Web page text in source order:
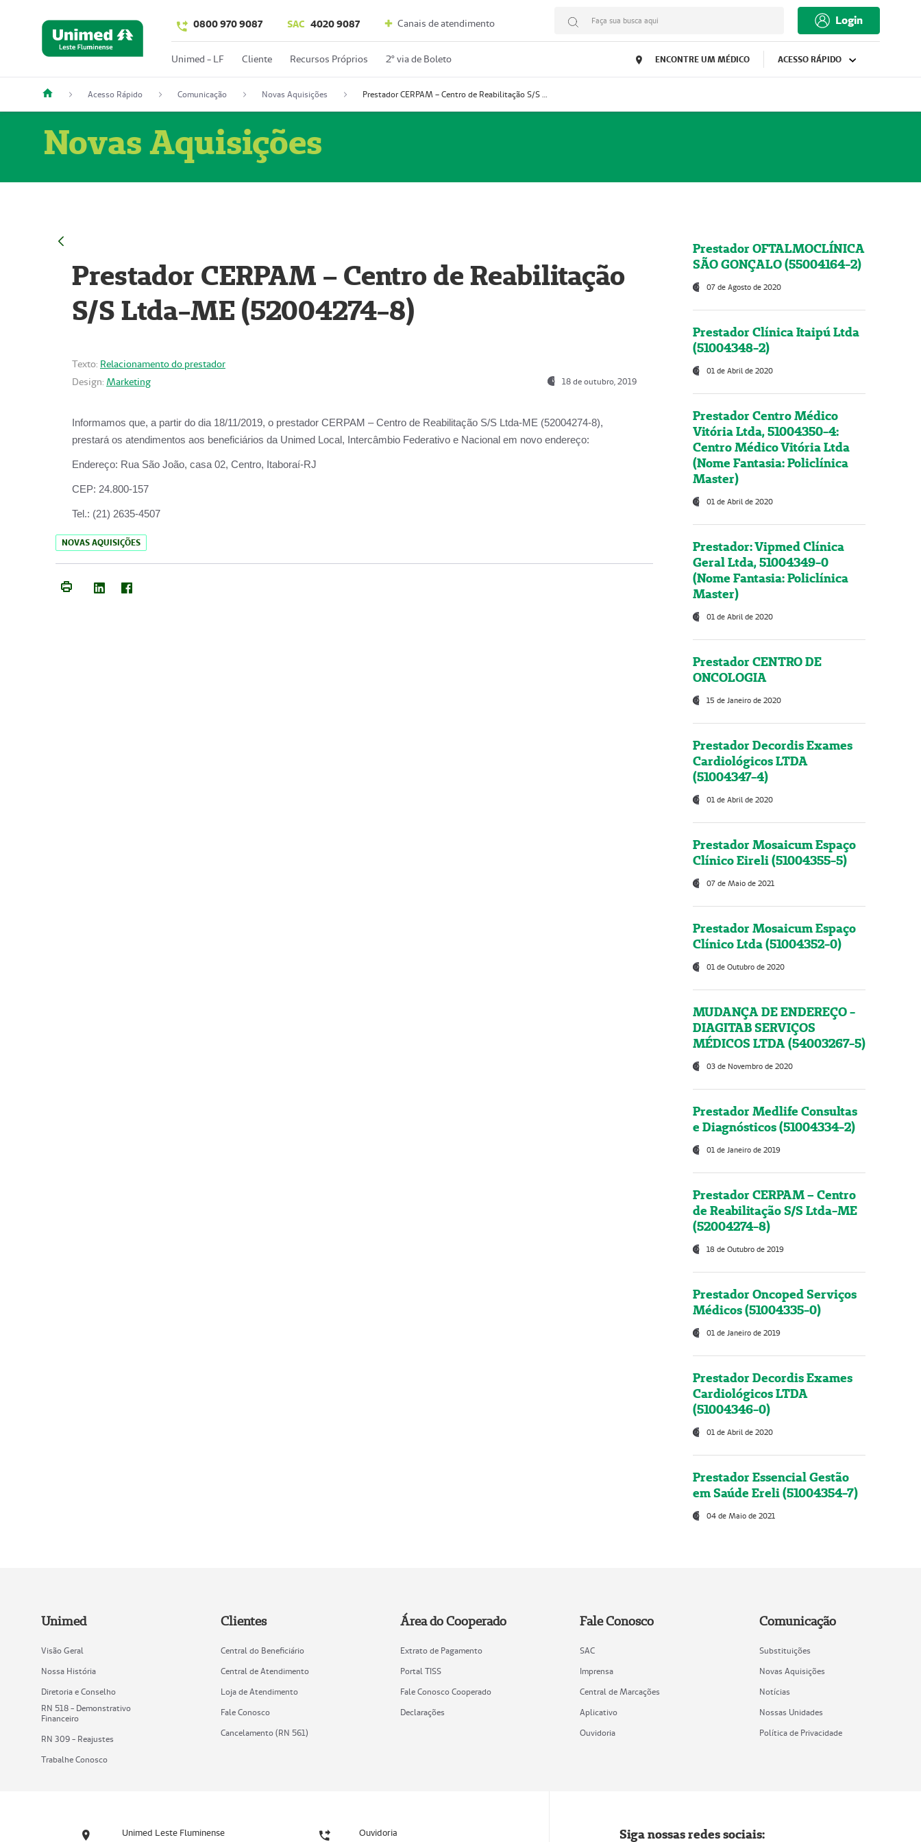
0800 970 9087 SAC 4020 9087 Canais de atendimento Faça sua busca aqui Login
Unimed - LF Cliente Recursos Próprios 2º via de Boleto ENCONTRE UM MÉDICO ACESSO RÁPIDO
Acesso Rápido Comunicação Novas Aquisições Prestador CERPAM – Centro de Reabilitação S/S Ltda-ME (52004274-8)
Novas Aquisições
Prestador CERPAM – Centro de Reabilitação
S/S Ltda-ME (52004274-8)
Texto: Relacionamento do prestador
Design: Marketing 18 de outubro, 2019
Informamos que, a partir do dia 18/11/2019, o prestador CERPAM – Centro de Reabilitação S/S Ltda-ME (52004274-8),
prestará os atendimentos aos beneficiários da Unimed Local, Intercâmbio Federativo e Nacional em novo endereço:
Endereço: Rua São João, casa 02, Centro, Itaboraí-RJ
CEP: 24.800-157
Tel.: (21) 2635-4507
NOVAS AQUISIÇÕES
Prestador OFTALMOCLÍNICA
SÃO GONÇALO (55004164-2)
07 de Agosto de 2020
Prestador Clínica Itaipú Ltda
(51004348-2)
01 de Abril de 2020
Prestador Centro Médico
Vitória Ltda, 51004350-4:
Centro Médico Vitória Ltda
(Nome Fantasia: Policlínica
Master)
01 de Abril de 2020
Prestador: Vipmed Clínica
Geral Ltda, 51004349-0
(Nome Fantasia: Policlínica
Master)
01 de Abril de 2020
Prestador CENTRO DE
ONCOLOGIA
15 de Janeiro de 2020
Prestador Decordis Exames
Cardiológicos LTDA
(51004347-4)
01 de Abril de 2020
Prestador Mosaicum Espaço
Clínico Eireli (51004355-5)
07 de Maio de 2021
Prestador Mosaicum Espaço
Clínico Ltda (51004352-0)
01 de Outubro de 2020
MUDANÇA DE ENDEREÇO -
DIAGITAB SERVIÇOS
MÉDICOS LTDA (54003267-5)
03 de Novembro de 2020
Prestador Medlife Consultas
e Diagnósticos (51004334-2)
01 de Janeiro de 2019
Prestador CERPAM – Centro
de Reabilitação S/S Ltda-ME
(52004274-8)
18 de Outubro de 2019
Prestador Oncoped Serviços
Médicos (51004335-0)
01 de Janeiro de 2019
Prestador Decordis Exames
Cardiológicos LTDA
(51004346-0)
01 de Abril de 2020
Prestador Essencial Gestão
em Saúde Ereli (51004354-7)
04 de Maio de 2021
Unimed
Visão Geral
Nossa História
Diretoria e Conselho
RN 518 - Demonstrativo
Financeiro
RN 309 - Reajustes
Trabalhe Conosco
Clientes
Central do Beneficiário
Central de Atendimento
Loja de Atendimento
Fale Conosco
Cancelamento (RN 561)
Área do Cooperado
Extrato de Pagamento
Portal TISS
Fale Conosco Cooperado
Declarações
Fale Conosco
SAC
Imprensa
Central de Marcações
Aplicativo
Ouvidoria
Comunicação
Substituições
Novas Aquisições
Notícias
Nossas Unidades
Política de Privacidade
Unimed Leste Fluminense Ouvidoria Siga nossas redes sociais: